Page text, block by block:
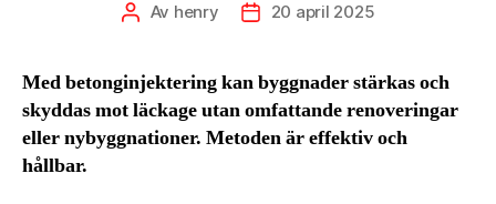
Inläggsförfattare
Av henry Inläggsdatum
20 april 2025
Med betonginjektering kan byggnader stärkas och
skyddas mot läckage utan omfattande renoveringar
eller nybyggnationer. Metoden är effektiv och
hållbar.